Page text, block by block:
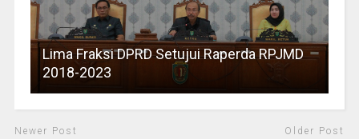
Lima Fraksi DPRD Setujui Raperda RPJMD
2018-2023
Newer Post Older Post